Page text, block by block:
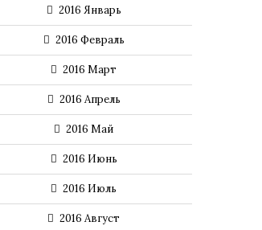
2016 Январь
2016 Февраль
2016 Март
2016 Апрель
2016 Май
2016 Июнь
2016 Июль
2016 Август